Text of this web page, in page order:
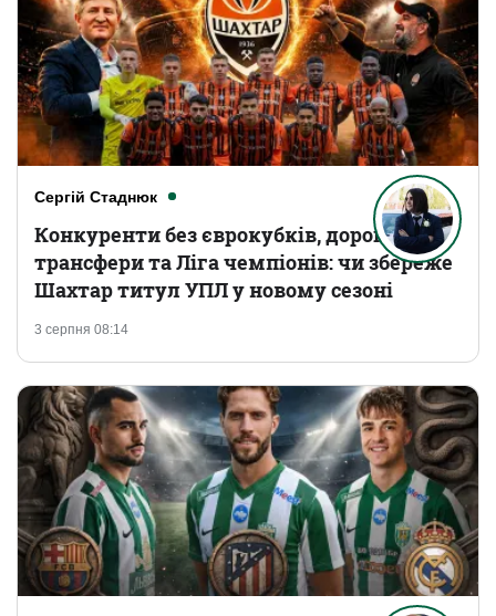
Сергій Стаднюк
3 серпня 08:14
Конкуренти без єврокубків, дорогі
трансфери та Ліга чемпіонів: чи збереже
Шахтар титул УПЛ у новому сезоні